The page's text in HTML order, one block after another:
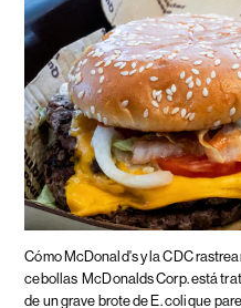
Cómo McDonald's y la CDC
cebollas McDonalds Corp. está
de un grave brote de E. coli que